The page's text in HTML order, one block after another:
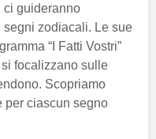
ci guideranno
zodiacali. Le sue
“I Fatti Vostri”
focalizzano sulle
Scopriamo
per ciascun segno